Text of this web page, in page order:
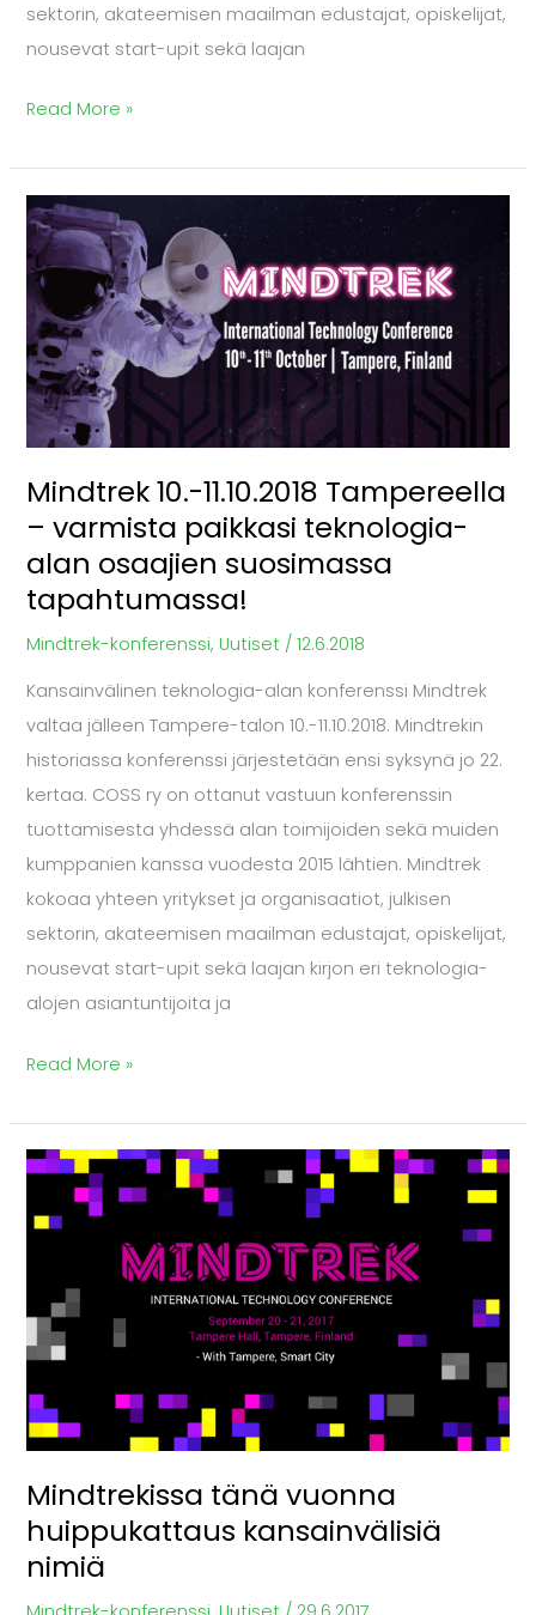
sektorin, akateemisen maailman edustajat, opiskelijat,
nousevat start-upit sekä laajan
Read More »
Mindtrek 10.-11.10.2018 Tampereella
– varmista paikkasi teknologia-
alan osaajien suosimassa
tapahtumassa!
Mindtrek-konferenssi, Uutiset /12.6.2018
Kansainvälinen teknologia-alan konferenssi Mindtrek
valtaa jälleen Tampere-talon 10.-11.10.2018. Mindtrekin
historiassa konferenssi järjestetään ensi syksynä jo 22.
kertaa. COSS ry on ottanut vastuun konferenssin
tuottamisesta yhdessä alan toimijoiden sekä muiden
kumppanien kanssa vuodesta 2015 lähtien. Mindtrek
kokoaa yhteen yritykset ja organisaatiot, julkisen
sektorin, akateemisen maailman edustajat, opiskelijat,
nousevat start-upit sekä laajan kirjon eri teknologia-
alojen asiantuntijoita ja
Mindtrek
10.-11.10.2018
Tampereella
varmista
paikkasi
teknologia-
alan
osaajien
suosimassa
tapahtumassa!
Read More »
Mindtrekissa tänä vuonna
huippukattaus kansainvälisiä
nimiä
Mindtrekissa
vuonna
huippukattaus
kansainvälisiä
nimiä